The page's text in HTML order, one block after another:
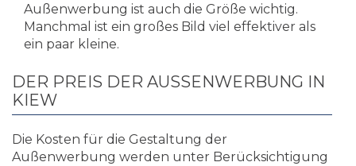
Außenwerbung ist auch die Größe wichtig.
Manchmal ist ein großes Bild viel effektiver als
ein paar kleine.
DER PREIS DER AUSSENWERBUNG IN K
IEW
Die Kosten für die Gestaltung der
Außenwerbung werden unter Berücksichtigung